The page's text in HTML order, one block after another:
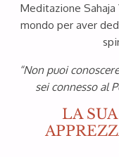
Meditazione
mondo per aver
“Non puoi
sei connesso al
LA